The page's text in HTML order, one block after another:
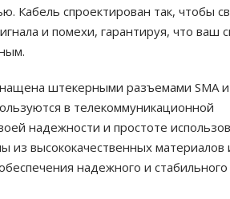
Кабель спроектирован так, чтобы
и помехи, гарантируя, что ваш
штекерными разъемами SMA
в телекоммуникационной
надежности и простоте
из высококачественных материалов
надежного и стабильного